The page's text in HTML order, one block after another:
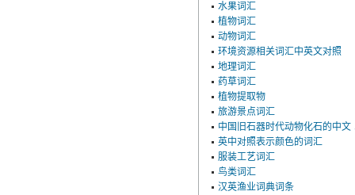
水果词汇
植物词汇
动物词汇
环境资源相关词汇中英文对照
地理词汇
药草词汇
植物提取物
旅游景点词汇
中国旧石器时代动物化石的中
英中对照表示颜色的词汇
服装工艺词汇
鸟类词汇
汉英渔业词典词条